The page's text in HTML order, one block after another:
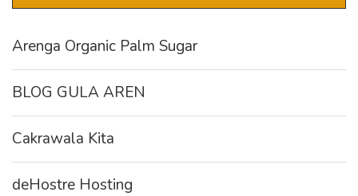
Arenga Organic Palm Sugar
BLOG GULA AREN
Cakrawala Kita
deHostre Hosting